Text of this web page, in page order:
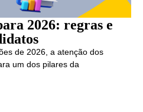
2026: regras e
de 2026, a atenção dos
um dos pilares da